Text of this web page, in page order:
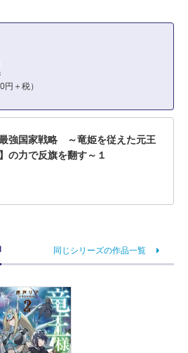
＋税）
強国家戦略 ～竜姫を従えた元王
の力で反旗を翻す～１
同じシリーズの作品一覧